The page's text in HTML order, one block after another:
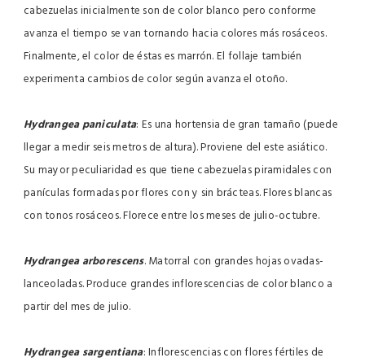
cabezuelas inicialmente son de color blanco pero conforme
avanza el tiempo se van tornando hacia colores más rosáceos.
Finalmente, el color de éstas es marrón. El follaje también
experimenta cambios de color según avanza el otoño.
Hydrangea paniculata: Es una hortensia de gran tamaño (puede
llegar a medir seis metros de altura). Proviene del este asiático.
Su mayor peculiaridad es que tiene cabezuelas piramidales con
panículas formadas por flores con y sin brácteas. Flores blancas
con tonos rosáceos. Florece entre los meses de julio-octubre.
Hydrangea arborescens. Matorral con grandes hojas ovadas-
lanceoladas. Produce grandes inflorescencias de color blanco a
partir del mes de julio.
Hydrangea sargentiana: Inflorescencias con flores fértiles de